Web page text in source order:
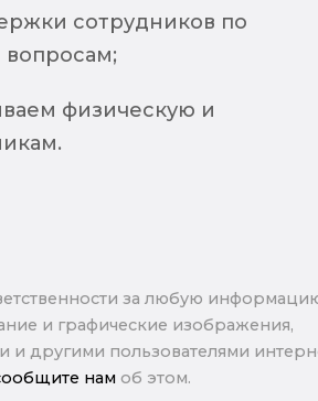
сотрудников по
физическую и
за любую
и графические изображения,
и другими пользователями
нам об этом.